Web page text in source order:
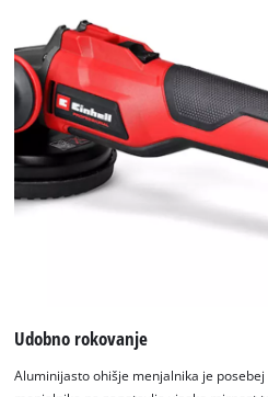
Udobno rokovanje
Aluminijasto ohišje menjalnika je